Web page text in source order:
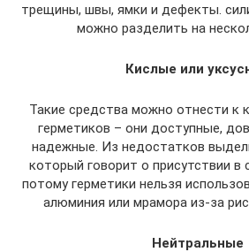
трещины, швы, ямки и дефекты.
можно разделить на
Кислые или
Такие средства можно отнести к
герметиков – они доступные,
надежные. Из недостатков
который говорит о присутствии в
потому герметики нельзя
алюминия или мрамора из-за
Нейтральные